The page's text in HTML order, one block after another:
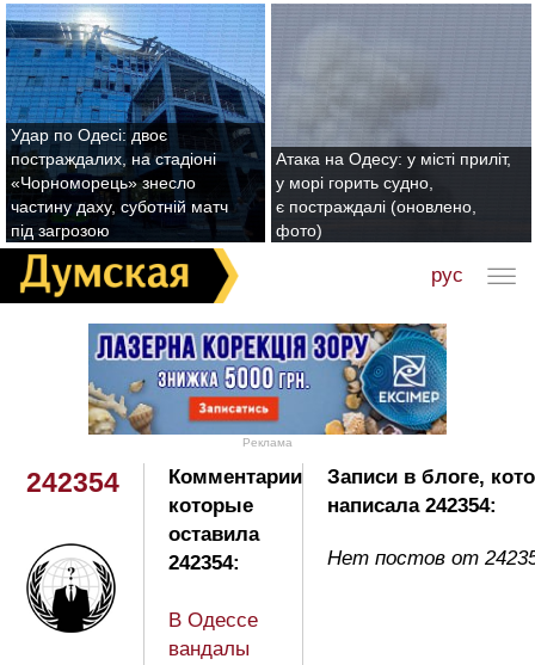
Удар по Одесі: двоє
постраждалих, на стадіоні
«Чорноморець» знесло
частину даху, суботній матч
під загрозою
Атака на Одесу: у місті приліт,
у морі горить судно,
є постраждалі (оновлено,
фото)
рус
Реклама
242354
Комментарии
которые
оставила
242354:
В Одессе
вандалы
Записи в блоге,
написала 242354:
Нет постов от